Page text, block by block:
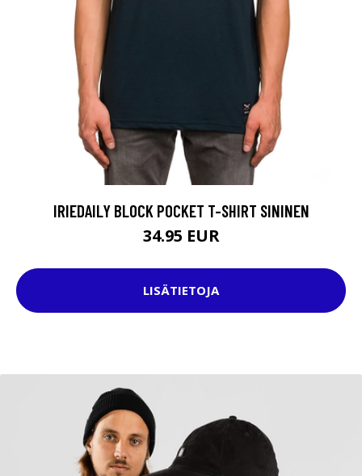
IRIEDAILY BLOCK POCKET T-SHIRT SININEN
34.95 EUR
LISÄTIETOJA